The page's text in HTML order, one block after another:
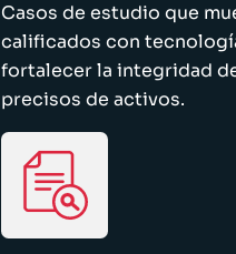
Casos de estudio que
calificados con
fortalecer la integridad
precisos de activos.